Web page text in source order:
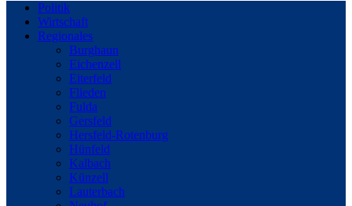
Politik
Wirtschaft
Regionales
Burghaun
Eichenzell
Eiterfeld
Flieden
Fulda
Gersfeld
Hersfeld-Rotenburg
Hünfeld
Kalbach
Künzell
Lauterbach